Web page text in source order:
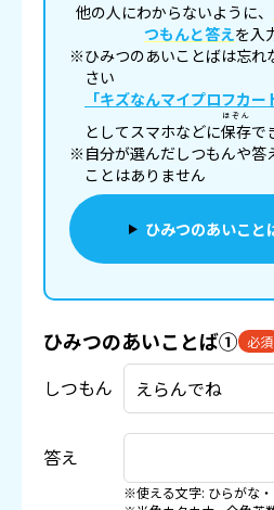
他の人にわからないように、
つもんと答えを入
※ひみつのあいことばは忘れ
さい
「キズなんマイプロフカー
としてスマホなどに保存
ほぞん
で
※自分が選んだしつもんや答
ことはありません
ひみつのあいこと
ひみつのあいことば① 必須
しつもん
答え
※使える文字: ひらがな